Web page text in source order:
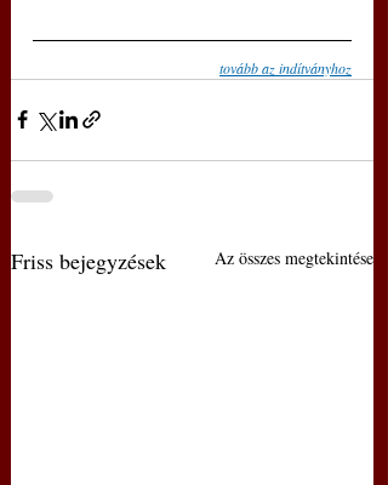
tovább az indítványhoz
Friss bejegyzések Az összes megtekintése